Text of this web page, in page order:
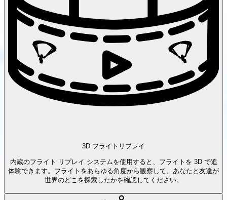
3D フライトリプレイ
内蔵のフライト リプレイ システムを使用すると、フライトを 3D で追
体験できます。フライトをあらゆる角度から観察して、あなたと友達が
世界のどこを探索したかを確認してください。